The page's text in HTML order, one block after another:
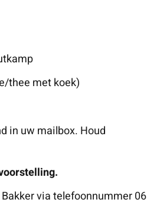
thee met koek)
in uw mailbox. Houd
via telefoonnummer 06